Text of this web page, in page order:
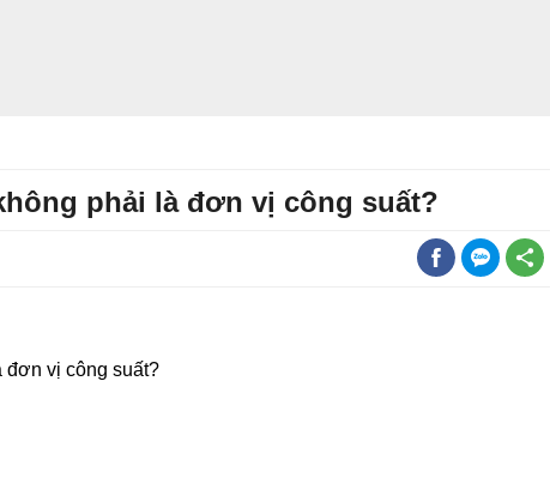
phải là đơn vị công suất?
vị công suất?